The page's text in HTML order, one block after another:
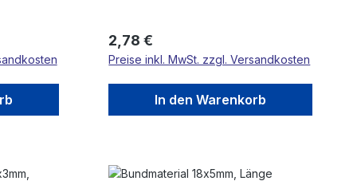
Regulärer Preis:
2,78 €
Preise inkl. MwSt. zzgl. Versandkosten
In den Warenkorb